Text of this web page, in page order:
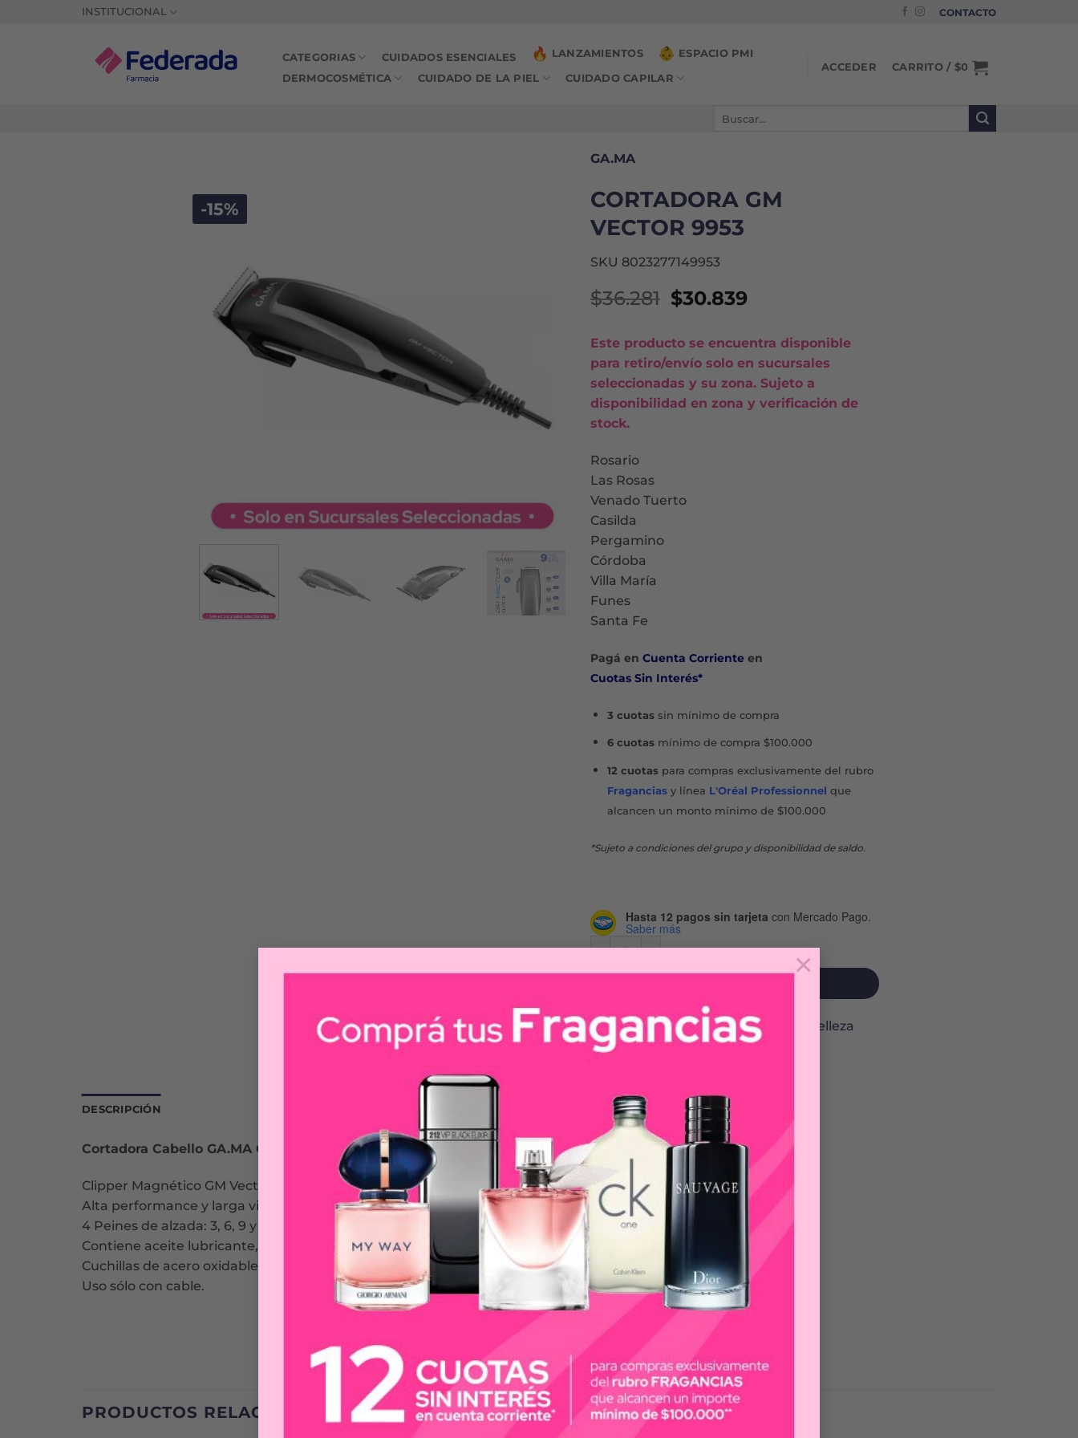
×
INSTITUCIONAL CONTACTO
CATEGORIAS CUIDADOS ESENCIALES LANZAMIENTOS ESPACIO PMI
DERMOCOSMÉTICA CUIDADO DE LA PIEL CUIDADO CAPILAR
ACCEDER CARRITO / $0
-15%
GA.MA
CORTADORA GM
VECTOR 9953
SKU 8023277149953
$36.281 El
original
era:
$36.281.
$30.839El
actual
es:
$30.839.
Este producto se encuentra disponible
para retiro/envío solo en sucursales
seleccionadas y su zona. Sujeto a
disponibilidad en zona y verificación de
stock.
Rosario
Las Rosas
Venado Tuerto
Casilda
Pergamino
Córdoba
Villa María
Funes
Santa Fe
Pagá en Cuenta Corrienteen
Cuotas Sin Interés*
3 cuotassin mínimo de compra
6 cuotasmínimo de compra $100.000
12 cuotaspara compras exclusivamente del rubro
Fraganciasy línea L'Oréal Professionnel que
alcancen un monto mínimo de $100.000
*Sujeto a condiciones del grupo y disponibilidad de saldo.
Hasta 12 pagos sin tarjeta con Mercado Pago.
Saber más
Cortadoras y Afeitadoras,Electro Belleza
DESCRIPCIÓN
Cortadora Cabello GA.MA GM-Vector Clipper 9 piezas
Clipper Magnético GM Vector, cortadora profesional de 9 piezas.
Alta performance y larga vida útil.
4 Peines de alzada: 3, 6, 9 y 12 mm.
Contiene aceite lubricante, cepillo de limpieza y peine.
Cuchillas de acero oxidable y palanca reguladora.
Uso sólo con cable.
PRODUCTOS RELACIONADOS